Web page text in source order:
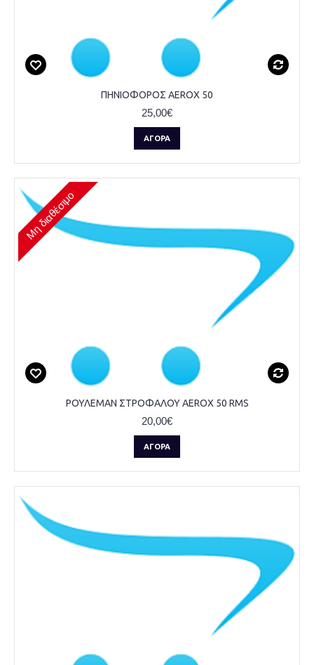
ΠΗΝΙΟΦΟΡΟΣ AEROX 50
25,00€
ΑΓΟΡΆ
Μη διαθέσιμο
ΡΟΥΛΕΜΑΝ ΣΤΡΟΦΑΛΟΥ AEROX 50 RMS
20,00€
ΑΓΟΡΆ